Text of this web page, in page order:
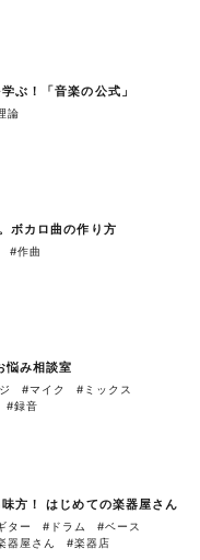
ぶ！「音楽の公式」
論
ボカロ曲の作り方
#作曲
悩み相談室
#マイク
#ミックス
#録音
方！ はじめての楽器屋さん
ター #ドラム
#ベース
器屋さん #楽器店